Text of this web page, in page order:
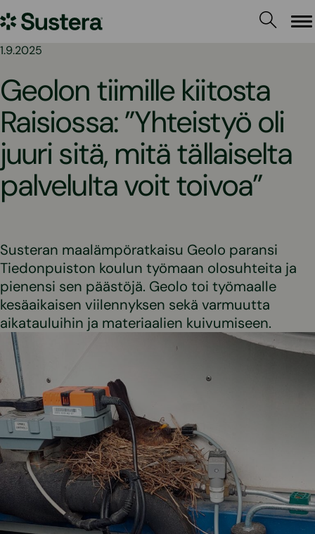
sisältöön
Sustera
1.9.2025
Geolon tiimille kiitosta
Raisiossa: ”Yhteistyö oli
juuri sitä, mitä tällaiselta
palvelulta voit toivoa”
Susteran maalämpöratkaisu Geolo paransi
Tiedonpuiston koulun työmaan olosuhteita ja
pienensi sen päästöjä. Geolo toi työmaalle
kesäaikaisen viilennyksen sekä varmuutta
aikatauluihin ja materiaalien kuivumiseen.